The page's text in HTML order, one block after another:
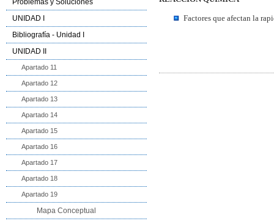
Problemas y Soluciones
UNIDAD I
Bibliografía - Unidad I
UNIDAD II
Apartado 11
Apartado 12
Apartado 13
Apartado 14
Apartado 15
Apartado 16
Apartado 17
Apartado 18
Apartado 19
Mapa Conceptual
Factores que afectan la